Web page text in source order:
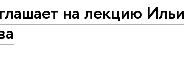
на лекцию Ильи